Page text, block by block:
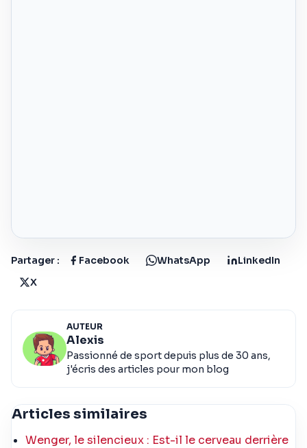
Partager : Facebook WhatsApp
LinkedIn
X
AUTEUR
Alexis
Passionné de sport depuis plus de 30 ans,
j'écris des articles pour mon blog
Articles similaires
Wenger, le silencieux : Est-il le cerveau derrière